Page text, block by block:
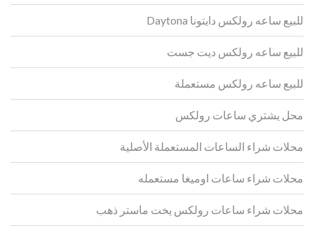
للبيع ساعه رولكس دايتونا Daytona
للبيع ساعه رولكس ديت جست
للبيع ساعه رولكس مستعملة
محل يشتري ساعات رولكس
محلات شراء الساعات المستعملة الأصلية
محلات شراء ساعات اوميغا مستعمله
محلات شراء ساعات رولكس يخت ماستر ذهب